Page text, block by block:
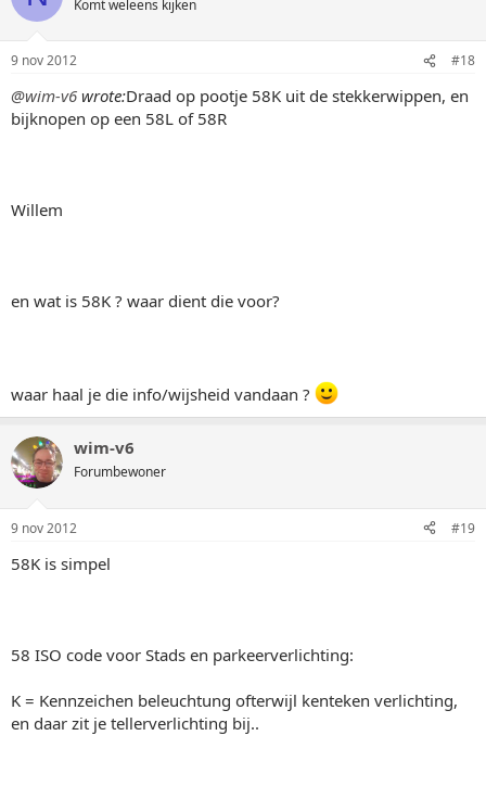
Komt weleens kijken
9 nov 2012 #18
@wim-v6 wrote:Draad op pootje 58K uit de stekkerwippen, en
bijknopen op een 58L of 58R
Willem
en wat is 58K ? waar dient die voor?
waar haal je die info/wijsheid vandaan ?
wim-v6
Forumbewoner
9 nov 2012 #19
58K is simpel
58 ISO code voor Stads en parkeerverlichting:
K = Kennzeichen beleuchtung ofterwijl kenteken verlichting,
en daar zit je tellerverlichting bij..